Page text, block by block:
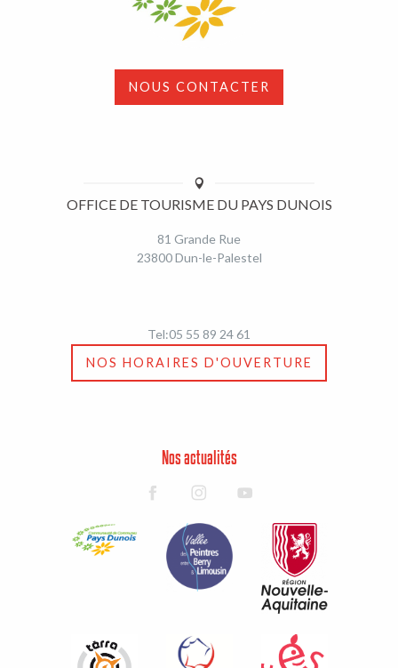
NOUS CONTACTER
OFFICE DE TOURISME DU PAYS DUNOIS
81 Grande Rue
23800 Dun-le-Palestel
Tel:05 55 89 24 61
NOS HORAIRES D'OUVERTURE
Nos actualités